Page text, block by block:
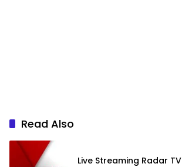
Read Also
Live Streaming Radar TV